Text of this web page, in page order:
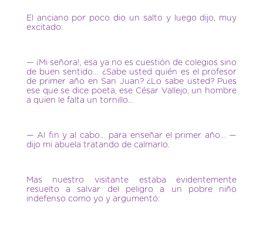
El anciano por poco dio un salto y luego dijo, muy
excitado:
— ¡Mi señora!, esa ya no es cuestión de colegios sino
de buen sentido… ¿Sabe usted quién es el profesor
de primer año en San Juan? ¿Lo sabe usted? Pues
ese que se dice poeta, ese César Vallejo, un hombre
a quien le falta un tornillo…
— Al fin y al cabo… para enseñar el primer año… —
dijo mi abuela tratando de calmarlo.
Mas nuestro visitante estaba evidentemente
resuelto a salvar del peligro a un pobre niño
indefenso como yo y argumentó: